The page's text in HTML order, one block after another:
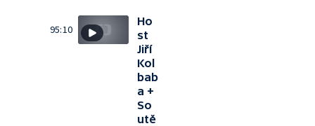
95:10
Ho
st
Jiří
Kol
bab
a +
So
utě